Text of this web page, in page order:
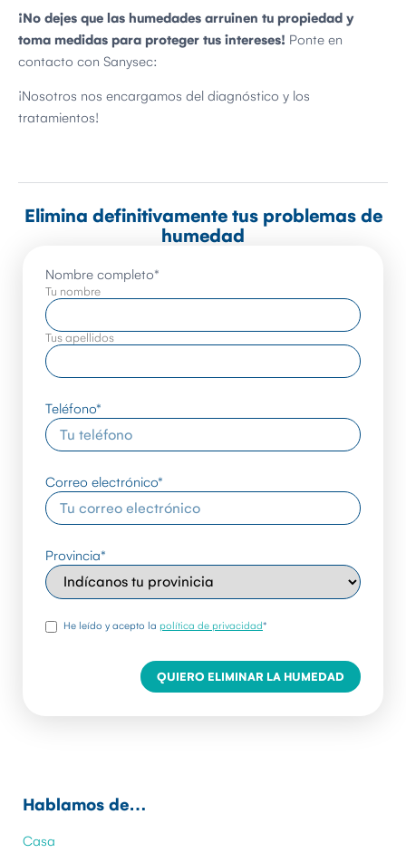
¡No dejes que las humedades arruinen tu propiedad y
toma medidas para proteger tus intereses! Ponte en
contacto con Sanysec:
¡Nosotros nos encargamos del diagnóstico y los
tratamientos!
Elimina definitivamente tus problemas de
humedad
Nombre completo*
Tu nombre
Tus apellidos
Teléfono*
Correo electrónico*
Provincia*
rgpd*
He leído y acepto la política de privacidad*
Hablamos de…
Casa